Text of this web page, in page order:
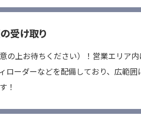
績
る質問
品販売
イブラリ
受け取り
の上お待ちください）！営業エリア内
ローダーなどを配備しており、広範
！